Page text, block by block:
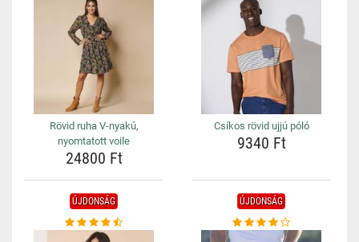
Rövid ruha V-nyakú,
nyomtatott voile
24800 Ft
Csíkos rövid ujjú póló
9340 Ft
ÚJDONSÁG ÚJDONSÁG